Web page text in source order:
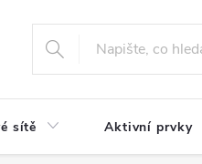
sítě Aktivní prvky